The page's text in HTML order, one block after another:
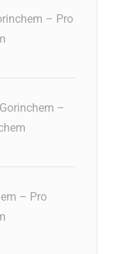
– Pro
–
– Pro